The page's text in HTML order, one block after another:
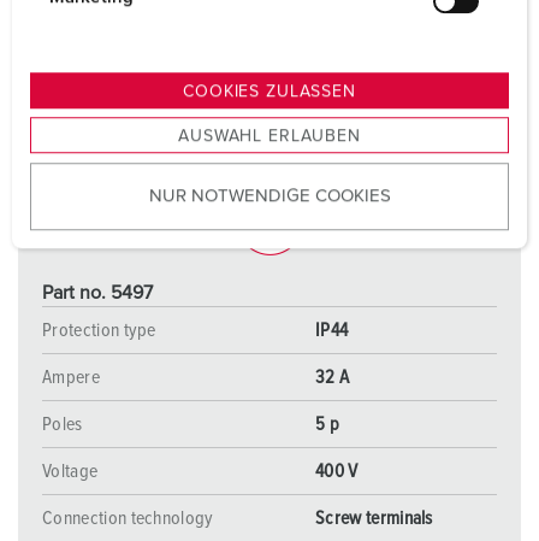
s
u
w
COOKIES ZULASSEN
AUSWAHL ERLAUBEN
NUR NOTWENDIGE COOKIES
Part no. 5497
Protection type
IP44
Ampere 32 A
Poles 5 p
Voltage 400 V
Connection technology Screw terminals